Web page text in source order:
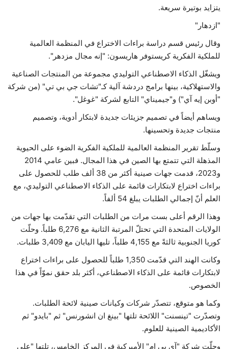
يتزايد بوتيرة سريعة.
"ازدهار"
وقال رئيس قسم دراسة براءات الاختراع في المنظمة العالمية
للملكية الفكرية كريستوفر هاريسون: "إنه مجال مزدهر".
ويشغّل الذكاء الاصطناعي التوليدي مجموعة من المنتجات الصناعية
والاستهلاكية، بينها برامج دردشة آلية كـ"تشات جي بي تي" (من شركة
"أوبن إيه آي") و"جيميناي" التابع لشركة "غوغل".
ويساهم أيضاً في تصميم جزيئات جديدة لابتكار أدوية، وتصميم
منتجات جديدة وتحسينها.
وسلّط تقرير المنظمة العالمية للملكية الفكرية الضوء على الحيوية
المذهلة التي تتمتع بها الصين في هذا المجال. فبين عامي 2014
و2023، قدمت جهات صينية أكثر من 38 ألف طلب للحصول على
براءات اختراع لابتكارات قائمة على الذكاء الاصطناعي التوليدي، مع
العلم أنّ إجمالي الطلبات يبلغ 54 ألفاً.
وهذا الرقم أعلى بست مرات من الطلبات التي تقدّمت بها جهات من
الولايات المتحدة التي تحتلّ المرتبة الثانية مع 6,276 طلباً. وحلّت
كوريا الجنوبية ثالثةً مع 4,155 طلباً، تليها اليابان مع 3,409 طلبات.
وكانت الهند التي قدّمت 1,350 طلباً للحصول على براءات اختراع
لابتكارات قائمة على الذكاء الاصطناعي، أكثر بلد حقق نموّاً في هذا
الخصوص.
وكما هو متوقع، تتصدّر شركات وكيانات صينية لائحة الطلبات.
وتصدّرت "تينسنت" اللائحة تلتها "بينغ ان انشورنس" ثم "بايدو" ثم
الأكاديمية الصينية للعلوم.
وحلّت شركة "آي بي ام" الأميركية في المركز الخامس، تلتها "علي